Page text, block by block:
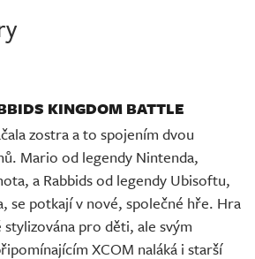
KINGDOM BATTLE
zostra a to spojením dvou
Mario od legendy Nintenda,
a Rabbids od legendy Ubisoftu,
se potkají v nové, společné hře. Hra
pro děti, ale svým
XCOM naláká i starší